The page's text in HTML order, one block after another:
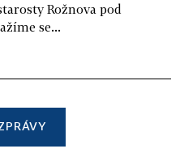
Rožnova pod
se...